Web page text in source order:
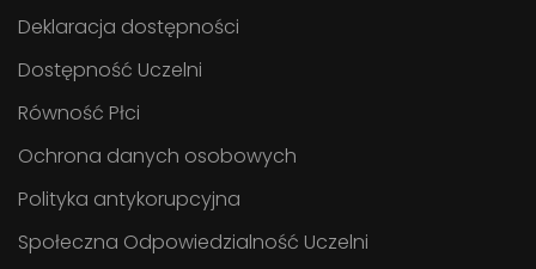
Deklaracja dostępności
Dostępność Uczelni
Równość Płci
Ochrona danych osobowych
Polityka antykorupcyjna
Społeczna Odpowiedzialność Uczelni